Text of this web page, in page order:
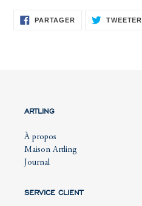
PARTAGER PARTAGERTWEETER
ARTLING
À propos
Maison Artling
Journal
SERVICE CLIENT